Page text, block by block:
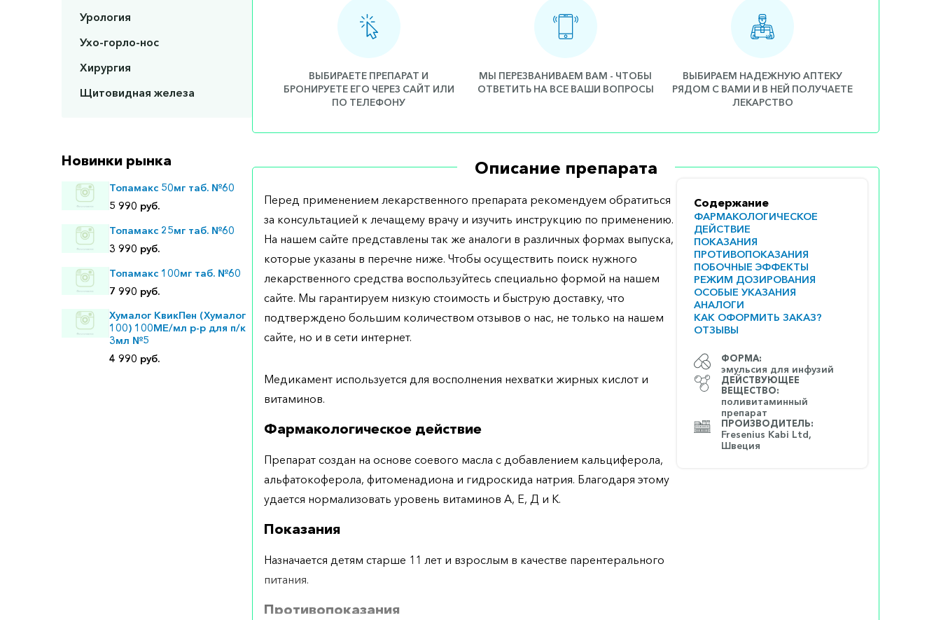
Урология
Ухо-горло-нос
Хирургия
Щитовидная железа
Новинки рынка
Топамакс 50мг таб. №60
5 990 руб.
Топамакс 25мг таб. №60
3 990 руб.
Топамакс 100мг таб. №60
7 990 руб.
Хумалог КвикПен (Хумалог
100) 100МЕ/мл р-р для п/к
3мл №5
4 990 руб.
ВЫБИРАЕТЕ ПРЕПАРАТ И
БРОНИРУЕТЕ ЕГО ЧЕРЕЗ САЙТ ИЛИ
ПО ТЕЛЕФОНУ
МЫ ПЕРЕЗВАНИВАЕМ ВАМ - ЧТОБЫ
ОТВЕТИТЬ НА ВСЕ ВАШИ ВОПРОСЫ
ВЫБИРАЕМ НАДЕЖНУЮ АПТЕКУ
РЯДОМ С ВАМИ И В НЕЙ ПОЛУЧАЕТЕ
ЛЕКАРСТВО
Описание препарата
Содержание
ФАРМАКОЛОГИЧЕСКОЕ
ДЕЙСТВИЕ
ПОКАЗАНИЯ
ПРОТИВОПОКАЗАНИЯ
ПОБОЧНЫЕ ЭФФЕКТЫ
РЕЖИМ ДОЗИРОВАНИЯ
ОСОБЫЕ УКАЗАНИЯ
АНАЛОГИ
КАК ОФОРМИТЬ ЗАКАЗ?
ОТЗЫВЫ
ФОРМА:
эмульсия для инфузий
ДЕЙСТВУЮЩЕЕ
ВЕЩЕСТВО:
поливитаминный
препарат
ПРОИЗВОДИТЕЛЬ:
Fresenius Kabi Ltd,
Швеция
Перед применением лекарственного препарата рекомендуем обратиться
за консультацией к лечащему врачу и изучить инструкцию по применению.
На нашем сайте представлены так же аналоги в различных формах выпуска,
которые указаны в перечне ниже. Чтобы осуществить поиск нужного
лекарственного средства воспользуйтесь специально формой на нашем
сайте. Мы гарантируем низкую стоимость и быструю доставку, что
подтверждено большим количеством отзывов о нас, не только на нашем
сайте, но и в сети интернет.
Медикамент используется для восполнения нехватки жирных кислот и
витаминов.
Фармакологическое действие
Препарат создан на основе соевого масла с добавлением кальциферола,
альфатокоферола, фитоменадиона и гидроскида натрия. Благодаря этому
удается нормализовать уровень витаминов А, Е, Д и К.
Показания
Назначается детям старше 11 лет и взрослым в качестве парентерального
питания.
Противопоказания